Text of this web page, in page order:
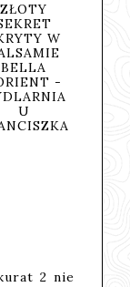
RYŻOWA
PIANKA
ĄCA DO
MYCIA
-
2 nie